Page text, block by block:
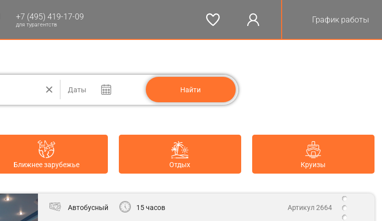
+7 (495) 419-17-09
для турагентств
График работы
Даты
Ближнее зарубежье Отдых Круизы
Автобусный 15 часов Артикул 2664